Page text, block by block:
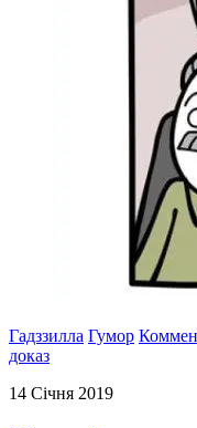
Гадззилла Гумор
доказ
14 Січня 2019